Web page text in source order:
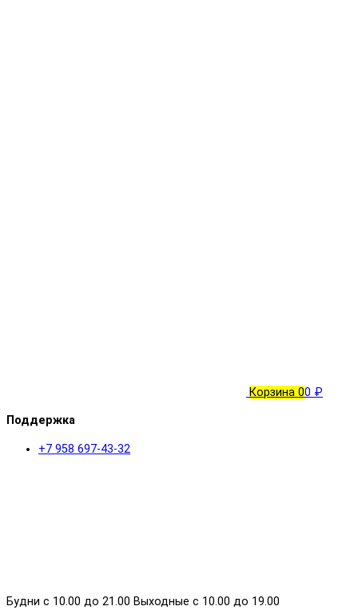
Корзина 00 ₽
Поддержка
+7 958 697-43-32
Будни с 10.00 до 21.00 Выходные с 10.00 до 19.00